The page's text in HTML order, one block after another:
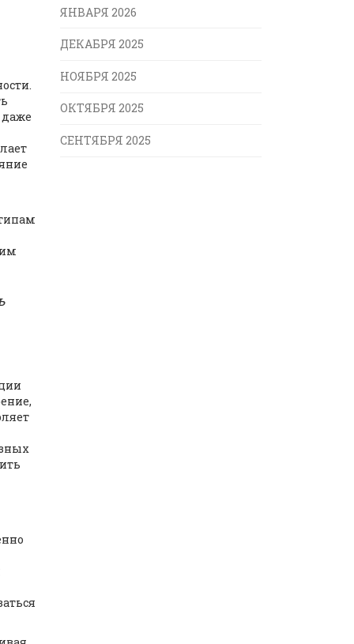
даже
ЯНВАРЯ 2026
ДЕКАБРЯ 2025
НОЯБРЯ 2025
ОКТЯБРЯ 2025
СЕНТЯБРЯ 2025